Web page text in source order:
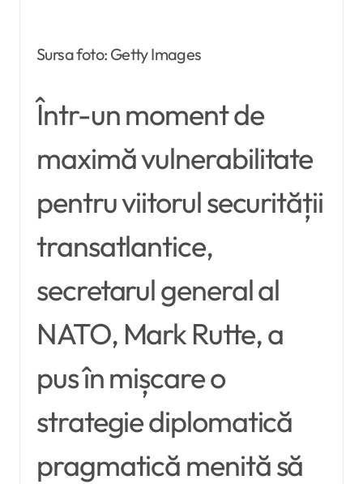
Sursa foto: Getty Images
Într-un moment de
maximă vulnerabilitate
pentru viitorul securității
transatlantice,
secretarul general al
NATO, Mark Rutte, a
pus în mișcare o
strategie diplomatică
pragmatică menită să